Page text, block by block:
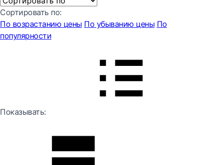
Сортировать по:
По возрастанию цены По убыванию цены По
популярности
Показывать: